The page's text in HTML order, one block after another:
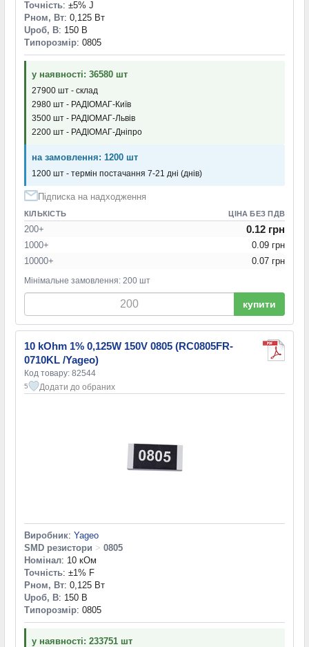
Точність: ±5% J
Pном, Вт: 0,125 Вт
Uроб, В: 150 В
Типорозмір: 0805
у наявності: 36580 шт
27900 шт - склад
2980 шт - РАДІОМАГ-Київ
3500 шт - РАДІОМАГ-Львів
2200 шт - РАДІОМАГ-Дніпро
на замовлення: 1200 шт
1200 шт - термін постачання 7-21 дні (днів)
Підписка на надходження
КІЛЬКІСТЬ ЦІНА БЕЗ ПДВ
200+ 0.12 грн
1000+
0.09 грн
10000+
0.07 грн
Мінімальне замовлення: 200 шт
купити
10 kOhm 1% 0,125W 150V 0805 (RC0805FR-
0710KL /Yageo)
Код товару: 82544
5 Додати до обраних
Виробник: Yageo
SMD резистори > 0805
Номінал: 10 кОм
Точність: ±1% F
Pном, Вт: 0,125 Вт
Uроб, В: 150 В
Типорозмір: 0805
у наявності: 233751 шт